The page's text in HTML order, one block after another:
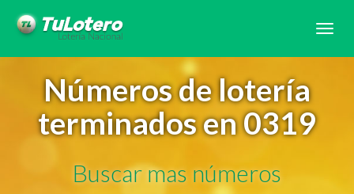
Números de lotería
terminados en 0319
Buscar mas números